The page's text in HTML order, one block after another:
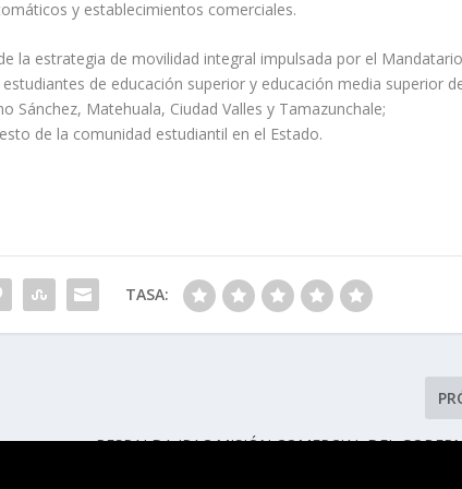
y establecimientos comerciales.
la estrategia de movilidad integral impulsada por el Mandatario
de educación superior y educación media superior
Sánchez, Matehuala, Ciudad Valles y Tamazunchale;
de la comunidad estudiantil en el Estado.
TASA:
RESPALDA IPAC MISIÓN COMERCIAL DEL